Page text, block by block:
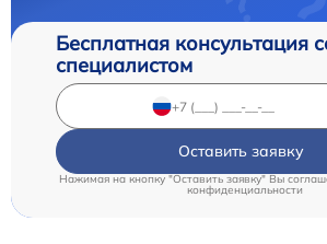
Бесплатная консультация
специалистом
Оставить заявку
Нажимая на кнопку "Оставить заявку" Вы
конфиденциальности